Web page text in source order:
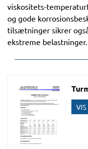
viskositets-
og gode
tilsætninger sikrer
ekstreme belastninger.
VIS